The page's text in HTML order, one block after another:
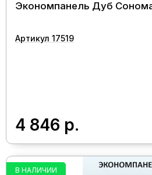
Экономпанель Дуб
Артикул 17519
4 846 р.
В НАЛИЧИИ